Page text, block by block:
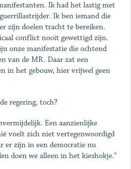
Ik had het lastig met
Ik ben iemand die
zijn doelen tracht te bereiken.
conflict nooit gewettigd zijn.
onze manifestatie die ochtend
van de MR. Daar zat een
in het gebouw, hier vrijwel geen
regering, toch?
Een aanzienlijke
voelt zich niet vertegenwoordigd
er zijn in een democratie nu
doen we alleen in het kieshokje."